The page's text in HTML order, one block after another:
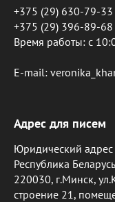
+375 (29) 630-79-33
+375 (29) 396-89-68
Время работы: c
E-mail:
Адрес для писем
Юридический
Республика Беларусь
220030, г.Минск,
строение 21,